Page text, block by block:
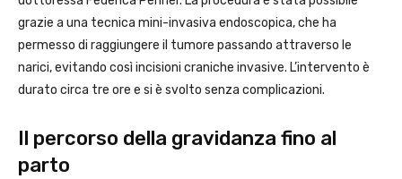
grazie a una tecnica mini-invasiva endoscopica, che ha
permesso di raggiungere il tumore passando attraverso le
narici, evitando così incisioni craniche invasive. L’intervento è
durato circa tre ore e si è svolto senza complicazioni.
Il percorso della gravidanza fino al
parto